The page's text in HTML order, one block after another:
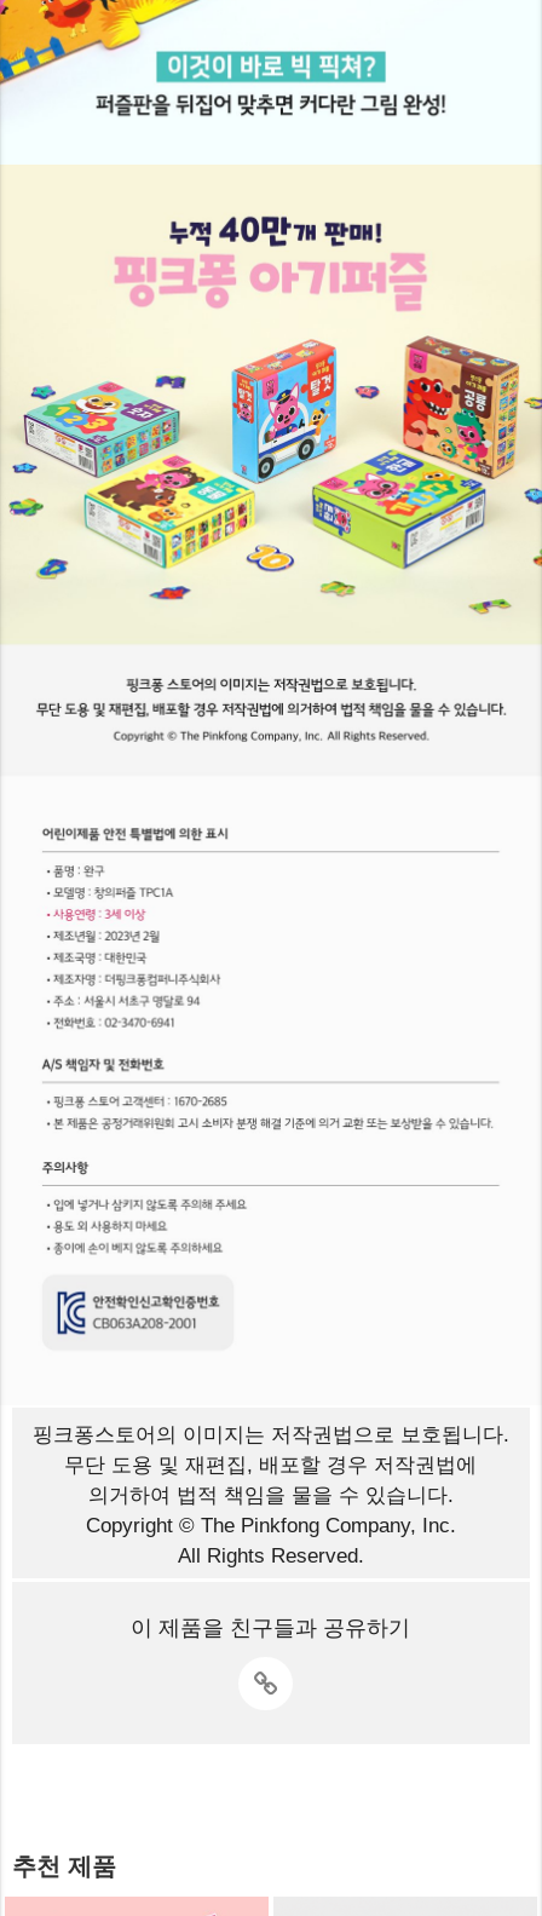
핑크퐁스토어의 이미지는 저작권법으로 보호됩니다.
무단 도용 및 재편집, 배포할 경우 저작권법에
의거하여 법적 책임을 물을 수 있습니다.
Copyright © The Pinkfong Company, Inc.
All Rights Reserved.
이 제품을 친구들과 공유하기
추천 제품